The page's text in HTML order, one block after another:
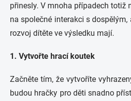
přinesly. V mnoha případech totiž
na společné interakci s
rozvoj dítěte ve výsledku mají.
1. Vytvořte hrací koutek
Začněte tím, že vytvoříte
budou hračky pro děti snadno